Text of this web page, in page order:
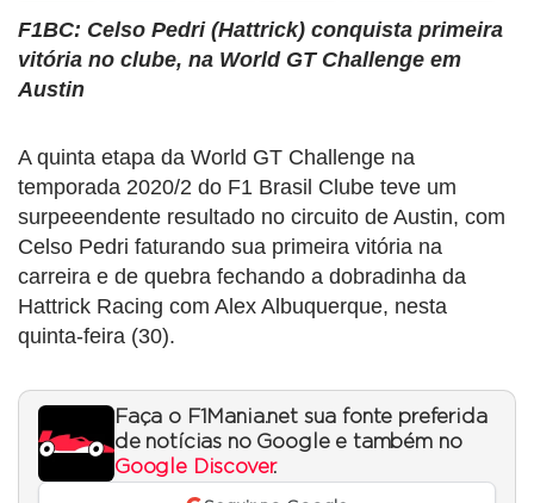
F1BC: Celso Pedri (Hattrick) conquista primeira
vitória no clube, na World GT Challenge em
Austin
A quinta etapa da World GT Challenge na
temporada 2020/2 do F1 Brasil Clube teve um
surpeeendente resultado no circuito de Austin, com
Celso Pedri faturando sua primeira vitória na
carreira e de quebra fechando a dobradinha da
Hattrick Racing com Alex Albuquerque, nesta
quinta-feira (30).
Faça o F1Mania.net sua fonte preferida
de notícias no Google e também no
Google Discover.